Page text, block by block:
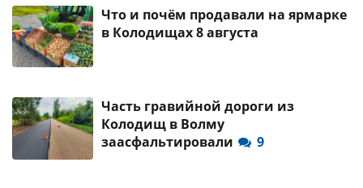
Что и почём продавали на ярмарке
в Колодищах 8 августа
Часть гравийной дороги из
Колодищ в Волму
заасфальтировали
9